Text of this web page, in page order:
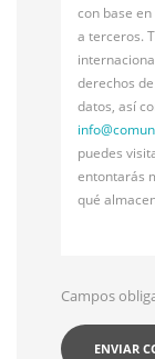
con base
a terceros.
derechos
datos, así
info@
puedes
entontarás
qué
Campos